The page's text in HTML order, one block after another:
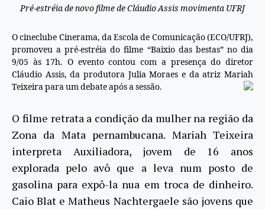
Pré-estréia de novo filme de Cláudio Assis movimenta UFRJ
O cineclube Cinerama, da Escola de Comunicação (ECO/UFRJ),
promoveu a pré-estréia do filme “Baixio das bestas” no dia
9/05 às 17h. O evento contou com a presença do diretor
Cláudio Assis, da produtora Julia Moraes e da atriz Mariah
Teixeira para um debate após a sessão.
O filme retrata a condição da mulher na região da
Zona da Mata pernambucana. Mariah Teixeira
interpreta Auxiliadora, jovem de 16 anos
explorada pelo avô que a leva num posto de
gasolina para expô-la nua em troca de dinheiro.
Caio Blat e Matheus Nachtergaele são jovens que